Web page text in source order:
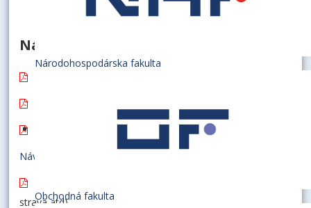
Národohospodárska fakulta
Obchodná fakulta
Návody a manuály pre študentov
Návod na hodnotenie kvality výučby
strava atd)